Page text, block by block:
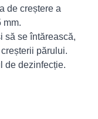
de creștere a
mm.
să se întărească,
părului.
de dezinfecție.